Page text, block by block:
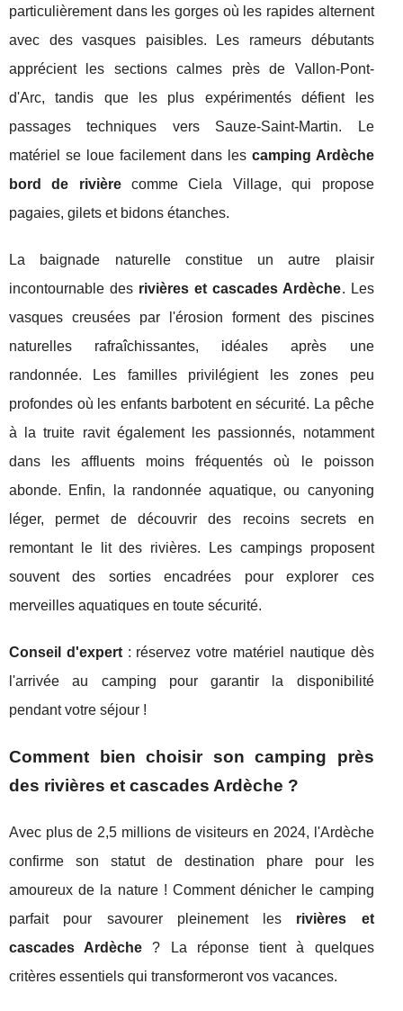
particulièrement dans les gorges où les rapides alternent
avec des vasques paisibles. Les rameurs débutants
apprécient les sections calmes près de Vallon-Pont-
d'Arc, tandis que les plus expérimentés défient les
passages techniques vers Sauze-Saint-Martin. Le
matériel se loue facilement dans les camping Ardèche
bord de rivièrecomme Ciela Village, qui propose
pagaies, gilets et bidons étanches.
La baignade naturelle constitue un autre plaisir
incontournable des rivières et cascades Ardèche. Les
vasques creusées par l'érosion forment des piscines
naturelles rafraîchissantes, idéales après une
randonnée. Les familles privilégient les zones peu
profondes où les enfants barbotent en sécurité. La pêche
à la truite ravit également les passionnés, notamment
dans les affluents moins fréquentés où le poisson
abonde. Enfin, la randonnée aquatique, ou canyoning
léger, permet de découvrir des recoins secrets en
remontant le lit des rivières. Les campings proposent
souvent des sorties encadrées pour explorer ces
merveilles aquatiques en toute sécurité.
Conseil d'expert: réservez votre matériel nautique dès
l'arrivée au camping pour garantir la disponibilité
pendant votre séjour !
Comment bien choisir son camping près
des rivières et cascades Ardèche ?
Avec plus de 2,5 millions de visiteurs en 2024, l'Ardèche
confirme son statut de destination phare pour les
amoureux de la nature ! Comment dénicher le camping
parfait pour savourer pleinement les rivières et
cascades Ardèche ? La réponse tient à quelques
critères essentiels qui transformeront vos vacances.